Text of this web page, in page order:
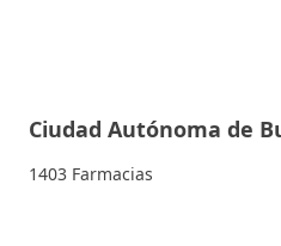
Ciudad Autónoma de
1403 Farmacias